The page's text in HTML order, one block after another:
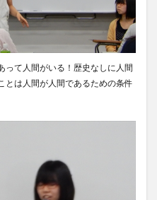
って人間がいる！歴史なしに人間
とは人間が人間であるための条件